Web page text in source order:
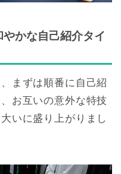
かな自己紹介タイ
まずは順番に自己紹
お互いの意外な特技
いに盛り上がりまし